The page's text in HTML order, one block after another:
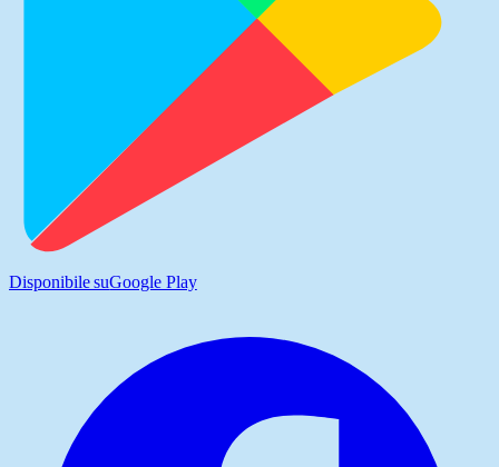
Disponibile suGoogle Play